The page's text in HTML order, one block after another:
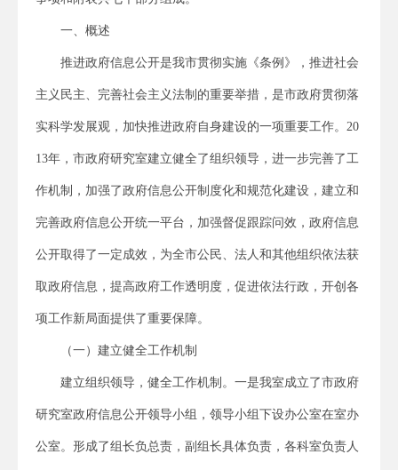
一、概述
推进政府信息公开是我市贯彻实施《条例》，推进社会
主义民主、完善社会主义法制的重要举措，是市政府贯彻落
实科学发展观，加快推进政府自身建设的一项重要工作。20
13年，市政府研究室建立健全了组织领导，进一步完善了工
作机制，加强了政府信息公开制度化和规范化建设，建立和
完善政府信息公开统一平台，加强督促跟踪问效，政府信息
公开取得了一定成效，为全市公民、法人和其他组织依法获
取政府信息，提高政府工作透明度，促进依法行政，开创各
项工作新局面提供了重要保障。
（一）建立健全工作机制
建立组织领导，健全工作机制。一是我室成立了市政府
研究室政府信息公开领导小组，领导小组下设办公室在室办
公室。形成了组长负总责，副组长具体负责，各科室负责人